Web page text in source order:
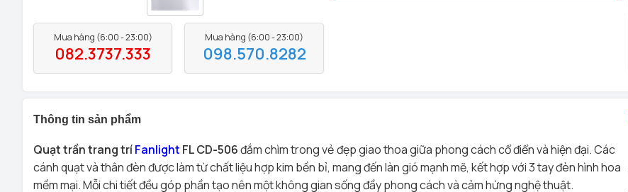
Mua hàng (6:00 - 23:00)
082.3737.333
Mua hàng (6:00 - 23:00)
098.570.8282
Thông tin sản phẩm
Quạt trần trang tríFanlight FL CD-506đắm chìm trong vẻ đẹp giao thoa giữa phong cách cổ điển và hiện đại. Các
cánh quạt và thân đèn được làm từ chất liệu hợp kim bền bỉ, mang đến làn gió mạnh mẽ, kết hợp với 3 tay đèn hình hoa
mềm mại. Mỗi chi tiết đều góp phần tạo nên một không gian sống đầy phong cách và cảm hứng nghệ thuật.